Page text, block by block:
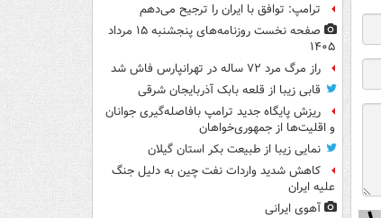
ترامپ: توافق با ایران را ترجیح می‌دهم
صفحه نخست روزنامه‌های پنجشنبه ۱۵ مرداد
۱۴۰۵
راز مرگ مرد ۷۲ ساله در تهرانپارس فاش شد
قابی زیبا از قلعه بابک آذربایجان شرقی
ریزش پایگاه جدید ترامپ بافاصله‌گیری جوانان
و اقلیت‌ها از جمهوری‌خواهان
نمایی زیبا از طبیعت بکر استان گیلان
کاهش شدید واردات نفت چین به دلیل جنگ
علیه ایران
آهوی ایرانی